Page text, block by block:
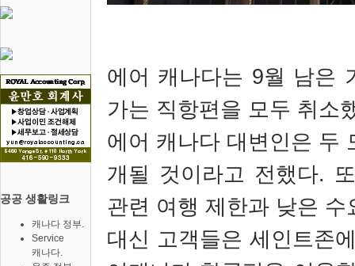
공공 생활링크
캐나다 정부.
Service
캐나다.
에어 캐나다는 9월 남은
가는 직항편을 모두 취소
에어 캐나다 대변인은 두
개될 것이라고 전했다.
관련 여행 제한과 낮은
대신 고객들은 세인트존